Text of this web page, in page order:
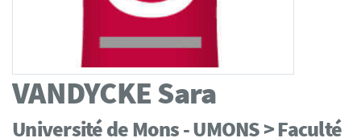
VANDYCKESara
Université de Mons - UMONS > Faculté